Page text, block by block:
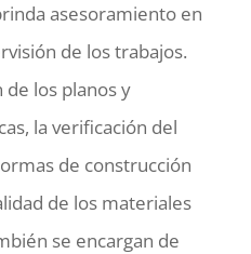
asesoramiento en
de los trabajos.
de los planos y
la verificación del
de construcción
de los materiales
se encargan de